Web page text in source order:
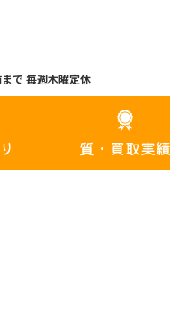
で 毎週木曜定休
質・買取実